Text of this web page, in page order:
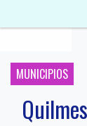
MUNICIPIOS